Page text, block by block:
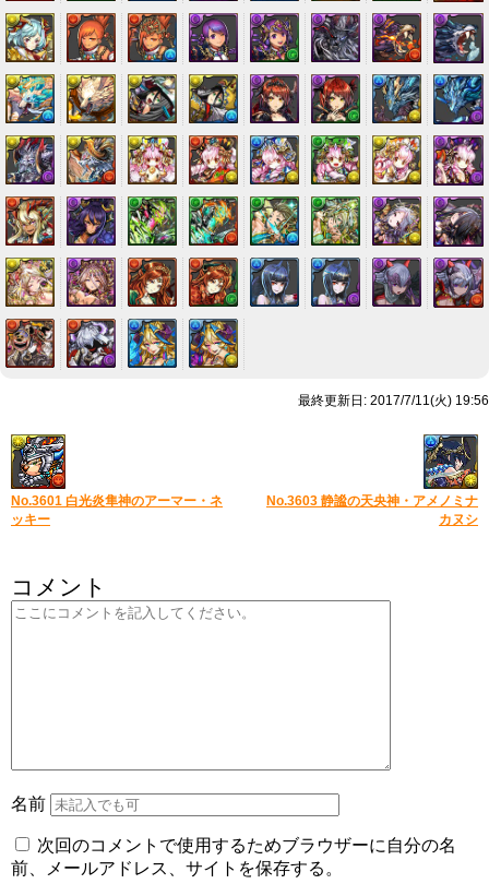
最終更新日: 2017/7/11(火) 19:56
No.3601 白光炎隼神のアーマー・ネ
ッキー
No.3603 静謐の天央神・アメノミナ
カヌシ
コメント
名前
次回のコメントで使用するためブラウザーに自分の名
前、メールアドレス、サイトを保存する。